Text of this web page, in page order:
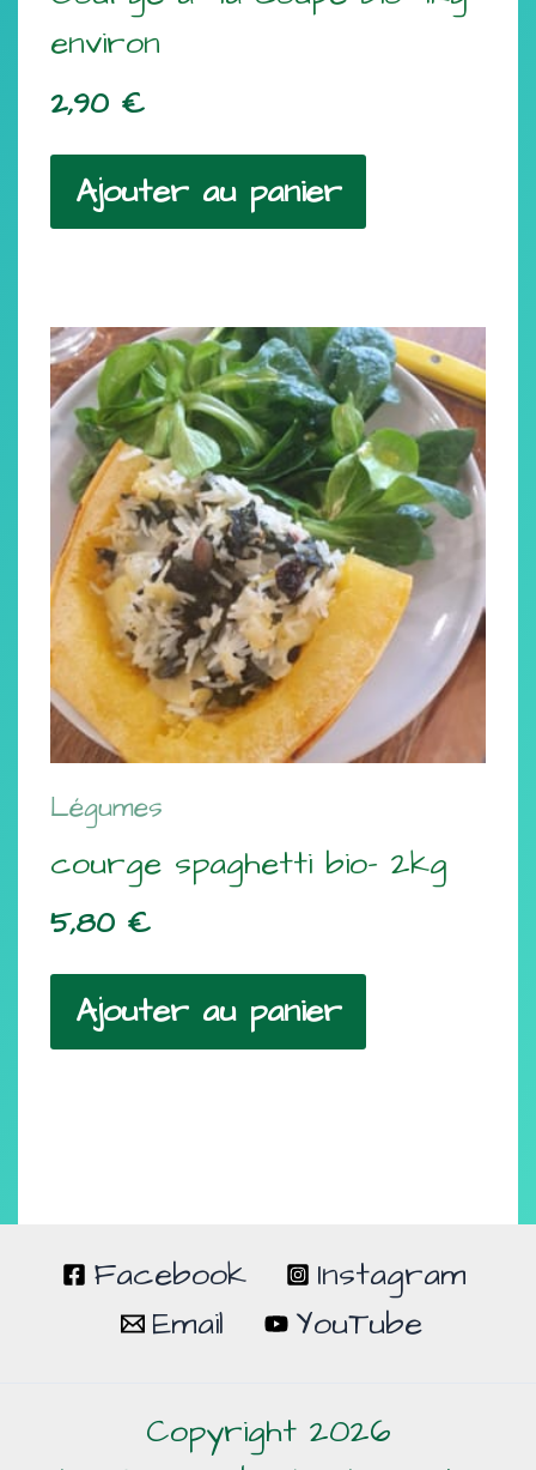
environ
2,90 €
Ajouter au panier
Légumes
courge spaghetti bio- 2kg
5,80 €
Ajouter au panier
Facebook
Instagram
Email
YouTube
Copyright 2026